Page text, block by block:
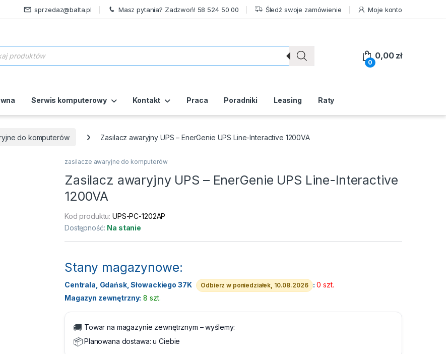
sprzedaz@balta.pl Masz pytania? Zadzwoń! 58 524 50 00 Śledź swoje zamówienie Moje konto
produktów
0
0,00 zł
Serwis komputerowy Kontakt Praca Poradniki Leasing Raty
do komputerów Zasilacz awaryjny UPS – EnerGenie UPS Line-Interactive 1200VA
zasilacze awaryjne do komputerów
Zasilacz awaryjny UPS – EnerGenie UPS Line-Interactive
1200VA
Kod produktu:UPS-PC-1202AP
Dostępność: Na stanie
Stany magazynowe:
Centrala, Gdańsk, Słowackiego 37K Odbierz w poniedziałek, 10.08.2026 : 0 szt.
Magazyn zewnętrzny: 8 szt.
🚚 Towar na magazynie zewnętrznym – wyślemy:
📦Planowana dostawa:u Ciebie